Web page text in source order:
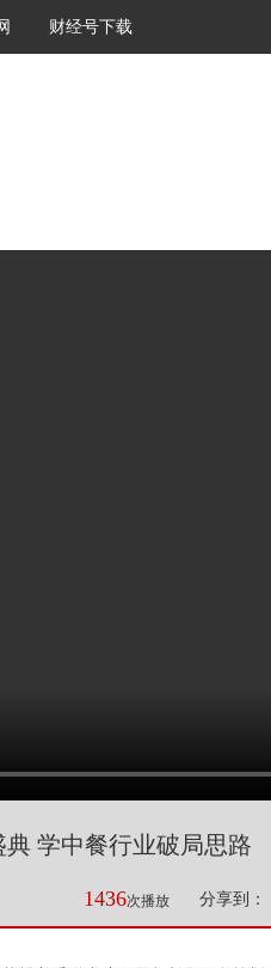
财经号下载
典 学中餐行业破局思路
1436次播放 分享到：